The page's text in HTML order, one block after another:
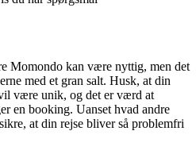
Momondo kan være nyttig, men det
med et gran salt. Husk, at din
være unik, og det er værd at
en booking. Uanset hvad andre
at din rejse bliver så problemfri